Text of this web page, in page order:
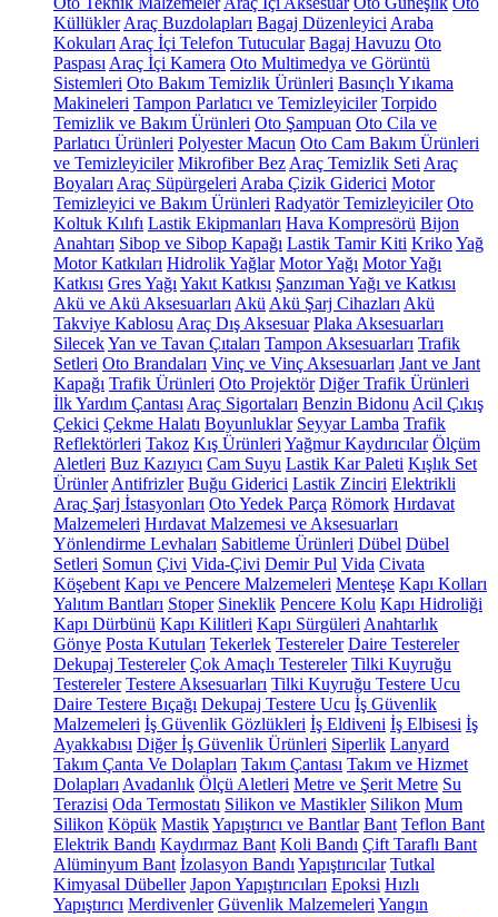
Küllükler Araç Buzdolapları Bagaj Düzenleyici Araba
Kokuları Araç İçi Telefon Tutucular Bagaj Havuzu Oto
Paspası Araç İçi Kamera Oto Multimedya ve Görüntü
Sistemleri Oto Bakım Temizlik Ürünleri Basınçlı Yıkama
Makineleri Tampon Parlatıcı ve Temizleyiciler Torpido
Temizlik ve Bakım Ürünleri Oto Şampuan Oto Cila ve
Parlatıcı Ürünleri Polyester Macun Oto Cam Bakım Ürünleri
ve Temizleyiciler Mikrofiber Bez Araç Temizlik Seti Araç
Boyaları Araç Süpürgeleri Araba Çizik Giderici Motor
Temizleyici ve Bakım Ürünleri Radyatör Temizleyiciler Oto
Koltuk Kılıfı Lastik Ekipmanları Hava Kompresörü Bijon
Anahtarı Sibop ve Sibop Kapağı Lastik Tamir Kiti KrikoYağ
Motor Katkıları Hidrolik Yağlar Motor Yağı Motor Yağı
Katkısı Gres Yağı Yakıt Katkısı Şanzıman Yağı ve Katkısı
Akü ve Akü Aksesuarları Akü Akü Şarj Cihazları Akü
Takviye Kablosu Araç Dış Aksesuar Plaka Aksesuarları
SilecekYan ve Tavan Çıtaları Tampon Aksesuarları Trafik
Setleri Oto Brandaları Vinç ve Vinç Aksesuarları Jant ve Jant
Kapağı Trafik Ürünleri Oto Projektör Diğer Trafik Ürünleri
İlk Yardım Çantası Araç Sigortaları Benzin Bidonu Acil Çıkış
Çekici Çekme Halatı Boyunluklar Seyyar Lamba Trafik
Reflektörleri Takoz Kış Ürünleri Yağmur Kaydırıcılar Ölçüm
Aletleri Buz Kazıyıcı Cam Suyu Lastik Kar Paleti Kışlık Set
Ürünler Antifrizler Buğu Giderici Lastik Zinciri Elektrikli
Araç Şarj İstasyonları Oto Yedek Parça Römork Hırdavat
Malzemeleri Hırdavat Malzemesi ve Aksesuarları
Yönlendirme Levhaları Sabitleme Ürünleri Dübel Dübel
Setleri Somun Çivi Vida-Çivi Demir Pul Vida Civata
Köşebent Kapı ve Pencere Malzemeleri Menteşe Kapı Kolları
Yalıtım Bantları Stoper Sineklik Pencere Kolu Kapı Hidroliği
Kapı Dürbünü Kapı Kilitleri Kapı Sürgüleri Anahtarlık
Gönye Posta Kutuları Tekerlek Testereler Daire Testereler
Dekupaj Testereler Çok Amaçlı Testereler Tilki Kuyruğu
Testereler Testere Aksesuarları Tilki Kuyruğu Testere Ucu
Daire Testere Bıçağı Dekupaj Testere Ucu İş Güvenlik
Malzemeleri İş Güvenlik Gözlükleri İş Eldiveni İş Elbisesi İş
Ayakkabısı Diğer İş Güvenlik Ürünleri Siperlik Lanyard
Takım Çanta Ve Dolapları Takım Çantası Takım ve Hizmet
Dolapları Avadanlık Ölçü Aletleri Metre ve Şerit Metre Su
Terazisi Oda Termostatı Silikon ve Mastikler Silikon Mum
Silikon Köpük MastikYapıştırıcı ve Bantlar Bant Teflon Bant
Elektrik Bandı Kaydırmaz Bant Koli Bandı Çift Taraflı Bant
Alüminyum Bant İzolasyon Bandı Yapıştırıcılar Tutkal
Kimyasal Dübeller Japon Yapıştırıcıları Epoksi Hızlı
Yapıştırıcı Merdivenler Güvenlik Malzemeleri Yangın